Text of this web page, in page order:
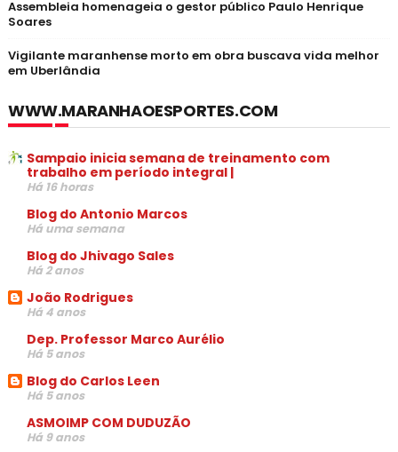
Assembleia homenageia o gestor público Paulo Henrique
Soares
Vigilante maranhense morto em obra buscava vida melhor
em Uberlândia
WWW.MARANHAOESPORTES.COM
Sampaio inicia semana de treinamento com
trabalho em período integral |
Há 16 horas
Blog do Antonio Marcos
Há uma semana
Blog do Jhivago Sales
Há 2 anos
João Rodrigues
Há 4 anos
Dep. Professor Marco Aurélio
Há 5 anos
Blog do Carlos Leen
Há 5 anos
ASMOIMP COM DUDUZÃO
Há 9 anos